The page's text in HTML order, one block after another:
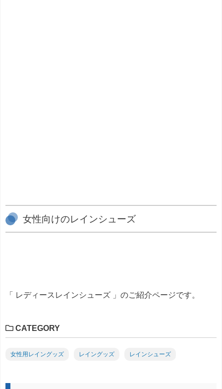
女性向けのレインシューズ
「 レディースレインシューズ 」のご紹介ページです。
CATEGORY
女性用レイングッズ レイングッズ レインシューズ